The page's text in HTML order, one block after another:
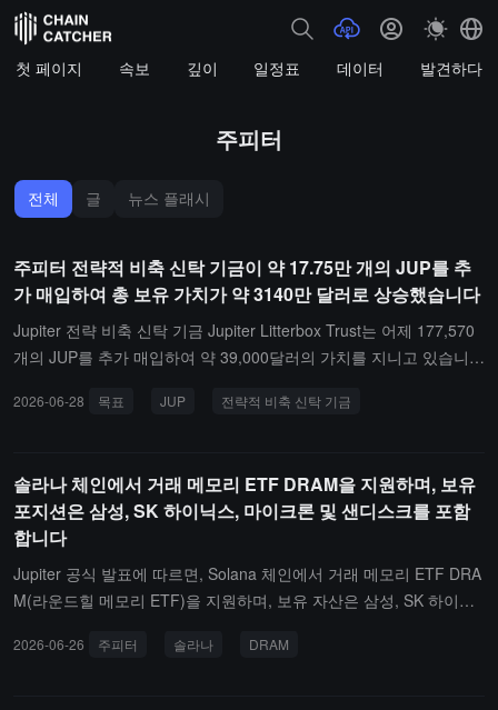
첫 페이지 속보 깊이 일정표 데이터 발견하다
주피터
전체 글 뉴스 플래시
주피터 전략적 비축 신탁 기금이 약 17.75만 개의 JUP를 추
가 매입하여 총 보유 가치가 약 3140만 달러로 상승했습니다
Jupiter 전략 비축 신탁 기금 Jupiter Litterbox Trust는 어제 177,570
개의 JUP를 추가 매입하여 약 39,000달러의 가치를 지니고 있습니
러의 가치를 기록했습니다. 현재까지 총 구매량은 142,703,464개로,
동으로 전입하여 스마트 계약을 통해 공개 시장에서 지속적으로 JUP
토큰을 매입하고 장기 보유하는 방식입니다. 커뮤니티에서는 종종
"고양이 화장실 신탁"이라고 불립니다.
2026-06-28 목표 JUP 전략적 비축 신탁 기금
솔라나 체인에서 거래 메모리 ETF DRAM을 지원하며, 보유
포지션은 삼성, SK 하이닉스, 마이크론 및 샌디스크를 포함
합니다
Jupiter 공식 발표에 따르면, Solana 체인에서 거래 메모리 ETF DRA
M(라운드힐 메모리 ETF)을 지원하며, 보유 자산은 삼성, SK 하이닉
2026-06-26 주피터 솔라나 DRAM